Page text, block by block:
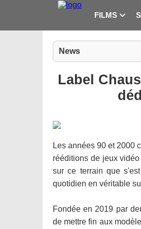
FILMS
News
Label
Les années 90 et 2000
rééditions de jeux
sur ce terrain que
quotidien en véritable
Fondée en 2019 par
de mettre fin aux